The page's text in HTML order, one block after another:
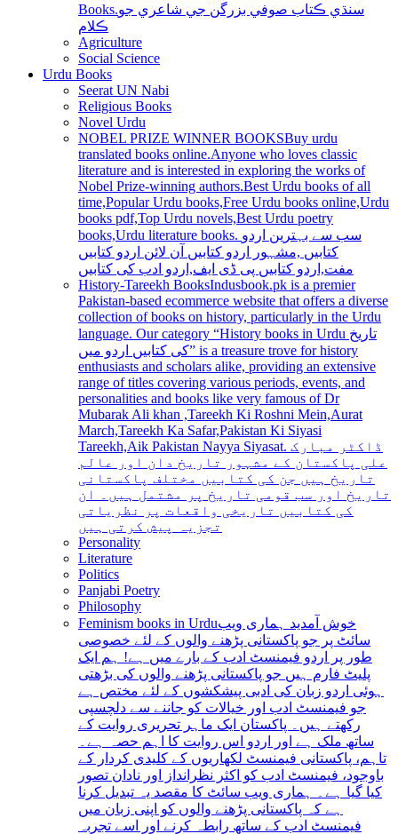
Books.سنڌي ڪتاب صوفي بزرگن جي شاعري جو
ڪلام
Agriculture
Social Science
Urdu Books
Seerat UN Nabi
Religious Books
Novel Urdu
NOBEL PRIZE WINNER BOOKSBuy urdu
translated books online.Anyone who loves classic
literature and is interested in exploring the works of
Nobel Prize-winning authors.Best Urdu books of all
time,Popular Urdu books,Free Urdu books online,Urdu
books pdf,Top Urdu novels,Best Urdu poetry
books,Urdu literature books. سب سے بہترین اردو
کتابیں ,مشہور اردو کتابیں آن لائن اردو کتابیں
مفت,اردو کتابیں پی ڈی ایف,اردو ادب کی کتابیں
History-Tareekh BooksIndusbook.pk is a premier
Pakistan-based ecommerce website that offers a diverse
collection of books on history, particularly in the Urdu
language. Our category “History books in Urdu تاریخ
کی کتابیں اردو میں” is a treasure trove for history
enthusiasts and scholars alike, providing an extensive
range of titles covering various periods, events, and
personalities and books like very famous of Dr
Mubarak Ali khan ,Tareekh Ki Roshni Mein,Aurat
March,Tareekh Ka Safar,Pakistan Ki Siyasi
Tareekh,Aik Pakistan Nayya Siyasat. ڈاکٹر مبارک
علی پاکستان کے مشہور تاریخ دان اور عالم
تاریخ ہیں جن کی کتابیں مختلف پاکستانی
تاریخ اور سب قومی تاریخ پر مشتمل ہیں۔ ان
کی کتابیں تاریخی واقعات پر نظریاتی
تجزیہ پیش کرتی ہیں
Personality
Literature
Politics
Panjabi Poetry
Philosophy
Feminism books in Urduخوش آمدید ہماری ویب
سائٹ پر جو پاکستانی پڑھنے والوں کے لئے خصوصی
طور پر اردو فیمنسٹ ادب کے بارے میں ہے! ہم ایک
پلیٹ فارم ہیں جو پاکستانی پڑھنے والوں کی بڑھتی
ہوئی اردو زبان کی ادبی پیشکشوں کے لئے مختص ہے
جو فیمنسٹ ادب اور خیالات کو جاننے سے دلچسپی
رکھتے ہیں۔ پاکستان ایک ماہر تحریری روایت کے
ساتھ ملک ہے اور اردو اس روایت کا اہم حصہ ہے۔
تاہم، پاکستانی فیمنسٹ لکھاریوں کے کلیدی کردار کے
باوجود، فیمنسٹ ادب کو اکثر نظرانداز اور نادان تصور
کیا گیا ہے۔ ہماری ویب سائٹ کا مقصد یہ تبدیل کرنا
ہے کہ پاکستانی پڑھنے والوں کو اپنی زبان میں
فیمنسٹ ادب کے ساتھ رابطہ کرنے اور اسے تجربہ